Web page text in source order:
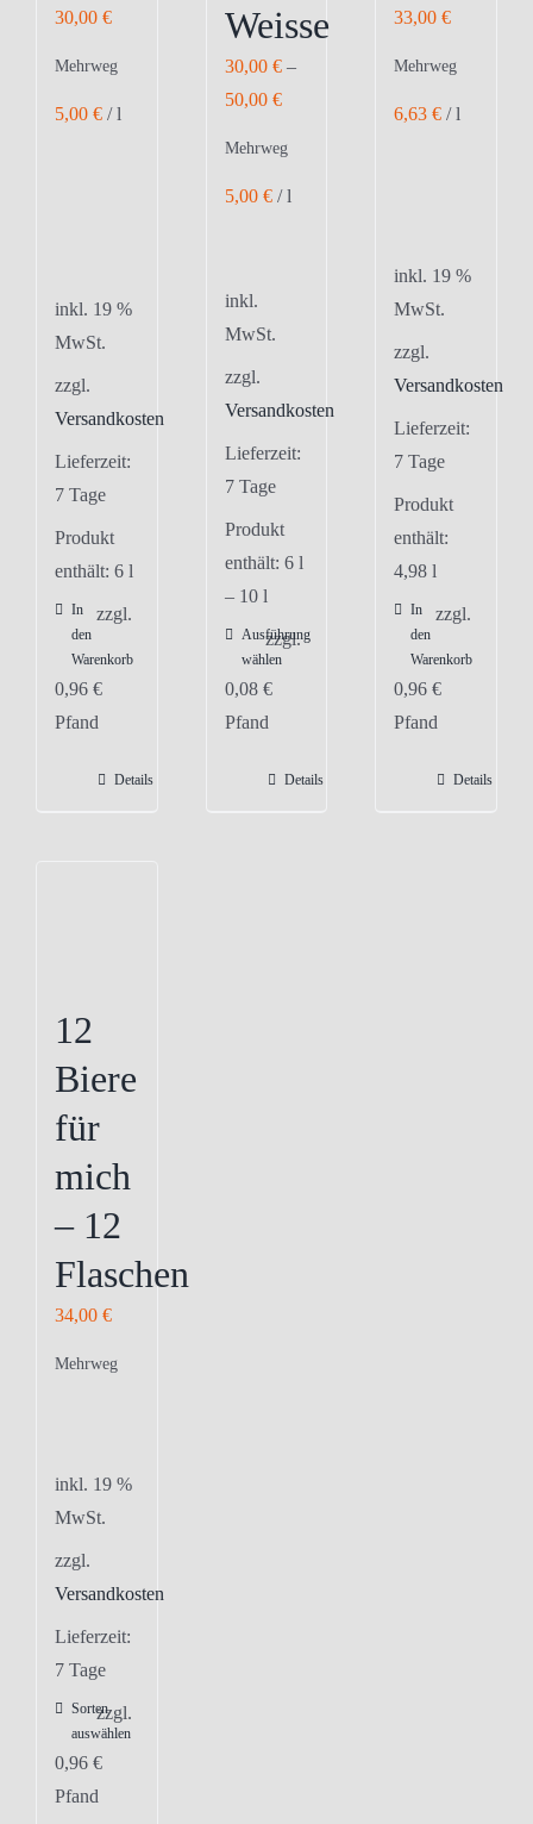
30,00 €
Mehrweg
5,00 € /l
inkl. 19 %
MwSt.
zzgl.
Versandkosten
Lieferzeit:
7 Tage
Produkt
enthält: 6 l
In
den
Warenkorb
zzgl.
0,96 €
Pfand
Details
Weisse
30,00 €–
50,00 €
Mehrweg
5,00 €/l
inkl.
MwSt.
zzgl.
Versandkosten
Lieferzeit:
7 Tage
Produkt
enthält: 6 l
– 10 l
Ausführung
wählen
Dieses
Produkt
Varianten
zzgl.
0,08 €
Pfand
Details
33,00€
Mehrweg
6,63€ /l
inkl. 19 %
MwSt.
zzgl.
Versandkosten
Lieferzeit:
7 Tage
Produkt
enthält:
4,98l
In
den
Warenkorb
zzgl.
0,96€
Pfand
Details
12
Biere
für
mich
– 12
Flaschen
34,00 €
Mehrweg
inkl. 19 %
MwSt.
zzgl.
Versandkosten
Lieferzeit:
7 Tage
Sorten
auswählen
zzgl.
0,96 €
Pfand